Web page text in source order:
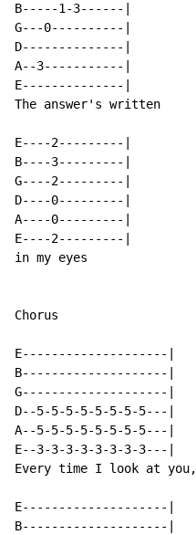
B-----1-3------|
G---0----------|
D--------------|
A--3-----------|
E--------------|
The answer's written
E----2---------|
B----3---------|
G----2---------|
D----0---------|
A----0---------|
E----2---------|
in my eyes
Chorus
E--------------------|
B--------------------|
G--------------------|
D--5-5-5-5-5-5-5-5---|
A--5-5-5-5-5-5-5-5---|
E--3-3-3-3-3-3-3-3---|
Every time I look at you,
E--------------------|
B--------------------|